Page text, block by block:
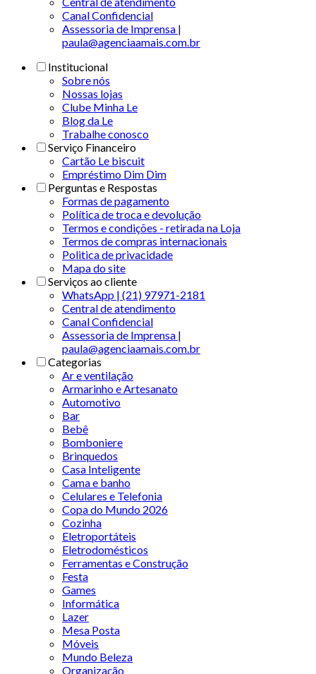
Canal Confidencial
Assessoria de Imprensa |
paula@agenciaamais.com.br
Institucional
Sobre nós
Nossas lojas
Clube Minha Le
Blog da Le
Trabalhe conosco
Serviço Financeiro
Cartão Le biscuit
Empréstimo Dim Dim
Perguntas e Respostas
Formas de pagamento
Política de troca e devolução
Termos e condições - retirada na Loja
Termos de compras internacionais
Politica de privacidade
Mapa do site
Serviços ao cliente
WhatsApp | (21) 97971-2181
Central de atendimento
Canal Confidencial
Assessoria de Imprensa |
paula@agenciaamais.com.br
Categorias
Ar e ventilação
Armarinho e Artesanato
Automotivo
Bar
Bebê
Bomboniere
Brinquedos
Casa Inteligente
Cama e banho
Celulares e Telefonia
Copa do Mundo 2026
Cozinha
Eletroportáteis
Eletrodomésticos
Ferramentas e Construção
Festa
Games
Informática
Lazer
Mesa Posta
Móveis
Mundo Beleza
Organização